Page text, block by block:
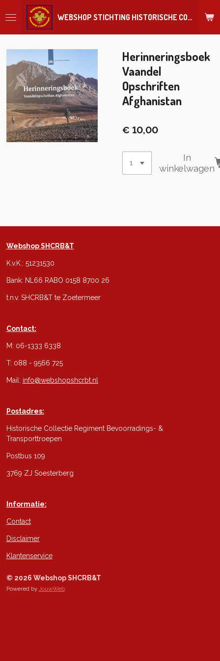
direct
WEBSHOP STICHTING HISTORISCHE COLLECTIE REGIMENT
Herinneringsboek
Vaandel
Opschriften
Afghanistan
€ 10,00
In
winkelwagen
Webshop SHCRB&T
K.v.K.: 51231530
Bank: NL66 RABO 0158 8700 26
t.n.v. SHCRB&T te Zoetermeer
Contact:
M: 06-1333 6338
T: 088 - 9566 725
Mail: info@webshopshcrbt.nl
Postadres:
Historische Collectie Regiment Bevoorradings- &
Transporttroepen
Postbus 109
3769 ZJ Soesterberg
Informatie:
Contact
Disclaimer
Klantenservice
© 2026 Webshop SHCRB&T
Powered by JouwWeb